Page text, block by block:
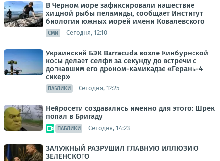
В Черном море зафиксировали нашествие
хищной рыбы пеламиды, сообщает Институт
биологии южных морей имени Ковалевского
СМИ Сегодня, 12:10
Украинский БЭК Barracuda возле Кинбурнской
косы делает селфи за секунду до встречи с
догнавшим его дроном-камикадзе «Герань-4
сикер»
ПАБЛИКИ Сегодня, 12:25
Нейросети создавались именно для этого: Шрек
попал в Бригаду
ПАБЛИКИ Сегодня, 14:23
ЗАЛУЖНЫЙ РАЗРУШИЛ ГЛАВНУЮ ИЛЛЮЗИЮ
ЗЕЛЕНСКОГО